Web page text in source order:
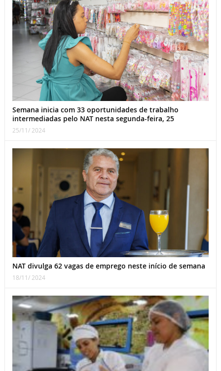
Semana inicia com 33 oportunidades de trabalho
intermediadas pelo NAT nesta segunda-feira, 25
25/11/ 2024
NAT divulga 62 vagas de emprego neste início de semana
18/11/ 2024